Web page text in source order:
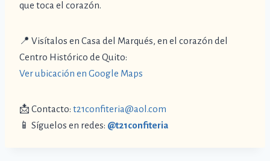
que toca el corazón.
📍 Visítalos en Casa del Marqués, en el corazón del
Centro Histórico de Quito:
Ver ubicación en Google Maps
📩 Contacto: t21confiteria@aol.com
📱 Síguelos en redes: @t21confiteria